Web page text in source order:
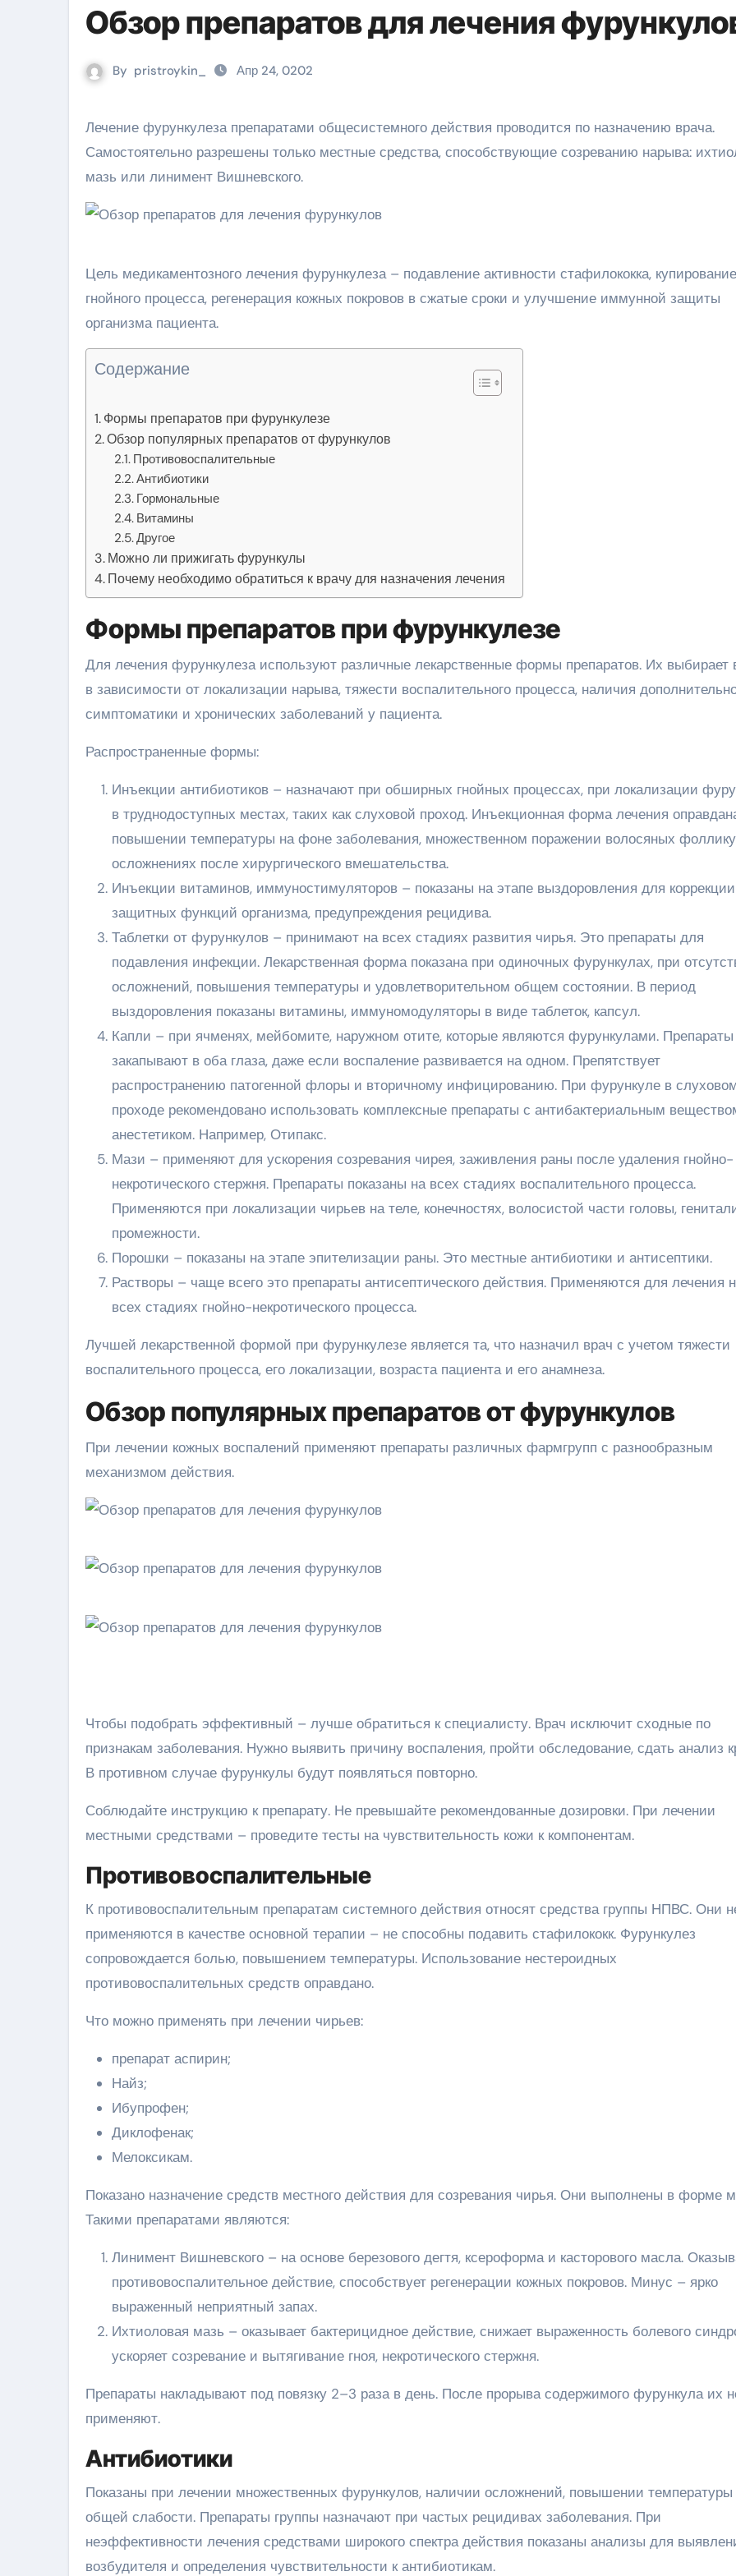
Обзор препаратов для лечения
By pristroykin_ Апр 24, 0202
Лечение фурункулеза препаратами общесистемного действия проводится по назначению врача.
Самостоятельно разрешены только местные средства, способствующие созреванию нарыва:
мазь или линимент Вишневского.
Цель медикаментозного лечения фурункулеза – подавление активности стафилококка, купирование
гнойного процесса, регенерация кожных покровов в сжатые сроки и улучшение иммунной защиты
организма пациента.
Содержание
Формы препаратов при фурункулезе
Обзор популярных препаратов от фурункулов
Противовоспалительные
Антибиотики
Гормональные
Витамины
Другое
Можно ли прижигать фурункулы
Почему необходимо обратиться к врачу для назначения лечения
Формы препаратов при фурункулезе
Для лечения фурункулеза используют различные лекарственные формы препаратов. Их выбирает
в зависимости от локализации нарыва, тяжести воспалительного процесса, наличия
симптоматики и хронических заболеваний у пациента.
Распространенные формы:
Инъекции антибиотиков – назначают при обширных гнойных процессах, при локализации
в труднодоступных местах, таких как слуховой проход. Инъекционная форма лечения
повышении температуры на фоне заболевания, множественном поражении волосяных
осложнениях после хирургического вмешательства.
Инъекции витаминов, иммуностимуляторов – показаны на этапе выздоровления для коррекции
защитных функций организма, предупреждения рецидива.
Таблетки от фурункулов – принимают на всех стадиях развития чирья. Это препараты для
подавления инфекции. Лекарственная форма показана при одиночных фурункулах, при
осложнений, повышения температуры и удовлетворительном общем состоянии. В период
выздоровления показаны витамины, иммуномодуляторы в виде таблеток, капсул.
Капли – при ячменях, мейбомите, наружном отите, которые являются фурункулами. Препараты
закапывают в оба глаза, даже если воспаление развивается на одном. Препятствует
распространению патогенной флоры и вторичному инфицированию. При фурункуле в
проходе рекомендовано использовать комплексные препараты с антибактериальным
анестетиком. Например, Отипакс.
Мази – применяют для ускорения созревания чирея, заживления раны после удаления гнойно-
некротического стержня. Препараты показаны на всех стадиях воспалительного процесса.
Применяются при локализации чирьев на теле, конечностях, волосистой части головы,
промежности.
Порошки – показаны на этапе эпителизации раны. Это местные антибиотики и антисептики.
Растворы – чаще всего это препараты антисептического действия. Применяются для лечения
всех стадиях гнойно-некротического процесса.
Лучшей лекарственной формой при фурункулезе является та, что назначил врач с учетом тяжести
воспалительного процесса, его локализации, возраста пациента и его анамнеза.
Обзор популярных препаратов от фурункулов
При лечении кожных воспалений применяют препараты различных фармгрупп с разнообразным
механизмом действия.
Чтобы подобрать эффективный – лучше обратиться к специалисту. Врач исключит сходные по
признакам заболевания. Нужно выявить причину воспаления, пройти обследование, сдать анализ
В противном случае фурункулы будут появляться повторно.
Соблюдайте инструкцию к препарату. Не превышайте рекомендованные дозировки. При лечении
местными средствами – проведите тесты на чувствительность кожи к компонентам.
Противовоспалительные
К противовоспалительным препаратам системного действия относят средства группы НПВС. Они
применяются в качестве основной терапии – не способны подавить стафилококк. Фурункулез
сопровождается болью, повышением температуры. Использование нестероидных
противовоспалительных средств оправдано.
Что можно применять при лечении чирьев:
препарат аспирин;
Найз;
Ибупрофен;
Диклофенак;
Мелоксикам.
Показано назначение средств местного действия для созревания чирья. Они выполнены в форме
Такими препаратами являются:
Линимент Вишневского – на основе березового дегтя, ксероформа и касторового масла.
противовоспалительное действие, способствует регенерации кожных покровов. Минус – ярко
выраженный неприятный запах.
Ихтиоловая мазь – оказывает бактерицидное действие, снижает выраженность болевого
ускоряет созревание и вытягивание гноя, некротического стержня.
Препараты накладывают под повязку 2–3 раза в день. После прорыва содержимого фурункула их
применяют.
Антибиотики
Показаны при лечении множественных фурункулов, наличии осложнений, повышении температуры
общей слабости. Препараты группы назначают при частых рецидивах заболевания. При
неэффективности лечения средствами широкого спектра действия показаны анализы для
возбудителя и определения чувствительности к антибиотикам.